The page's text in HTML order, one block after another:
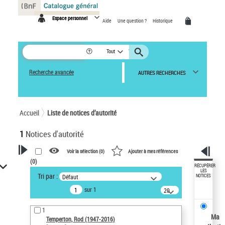
Espace personnel Aide Une question ? Historique
Tout
Recherche avancée AUTRES RECHERCHES
Accueil Liste de notices d’autorité
1 Notices d'autorité
VOTRE RECHERCHE
Recherche avancée dans les
notices d’autorité
Œuvres liées à l'auteur :
Temperton, Rod (1947-2016)
Voir la sélection (0) Ajouter à mes références
(0)
Tri par : Défaut
sur 1
20
résultats/page
1
Temperton, Rod (1947-2016)
RÉCUPÉRER
LES
NOTICES
Ma
Panneau de gestion des cookies